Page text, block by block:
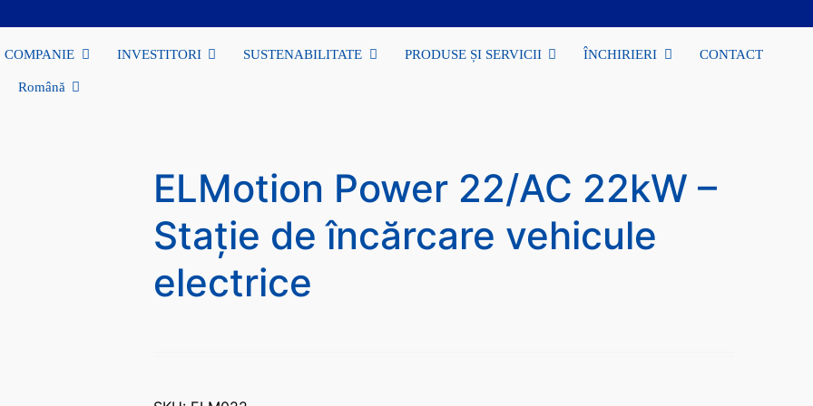
COMPANIE INVESTITORI SUSTENABILITATE PRODUSE ȘI SERVICII ÎNCHIRIERI CONTACT
Română
ELMotion Power 22/AC 22kW –
Stație de încărcare vehicule
electrice